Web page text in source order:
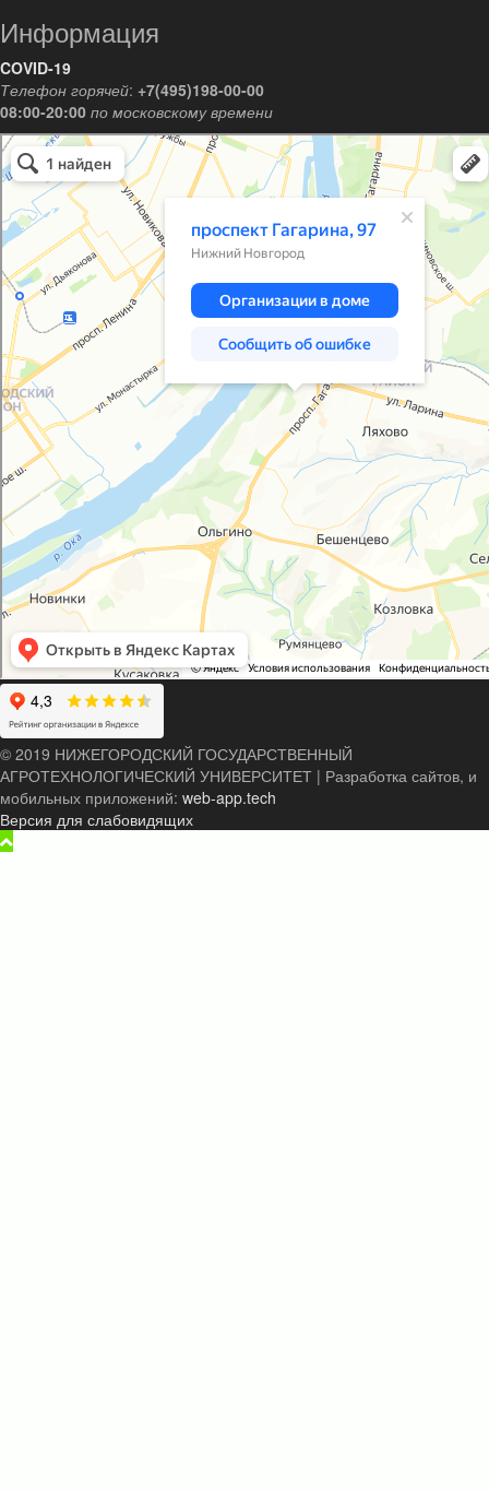
Информация
COVID-19
Телефон горячей: +7(495)198-00-00
08:00-20:00 по московскому времени
© 2019 НИЖЕГОРОДСКИЙ ГОСУДАРСТВЕННЫЙ
АГРОТЕХНОЛОГИЧЕСКИЙ УНИВЕРСИТЕТ | Разработка сайтов, и
мобильных приложений: web-app.tech
Версия для слабовидящих